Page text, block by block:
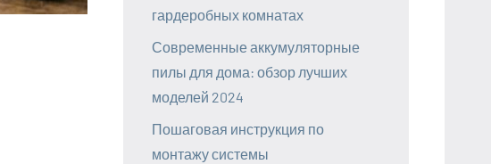
гардеробных комнатах
Современные аккумуляторные
пилы для дома: обзор лучших
моделей 2024
Пошаговая инструкция по
монтажу системы